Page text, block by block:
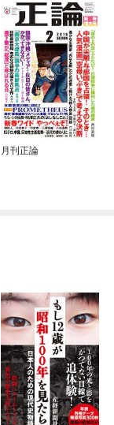
月刊正論